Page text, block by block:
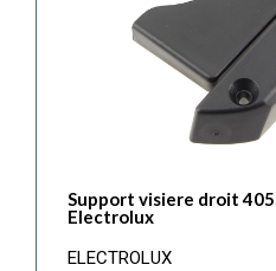
Support visiere droit
Electrolux
ELECTROLUX